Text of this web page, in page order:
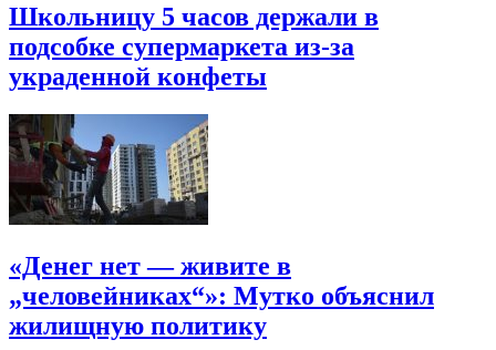
Школьницу 5 часов держали в
подсобке супермаркета из-за
украденной конфеты
«Денег нет — живите в
„человейниках“»: Мутко объяснил
жилищную политику